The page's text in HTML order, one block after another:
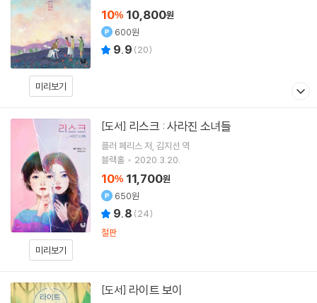
미리보기
10% 10,800원
600원
9.9 (20)
미리보기
[도서] 리스크 : 사라진 소녀들
플러 페리스 저 김지선 역
블랙홀
2020.3.20.
10% 11,700원
650원
9.8 (24)
절판
[도서] 라이트 보이